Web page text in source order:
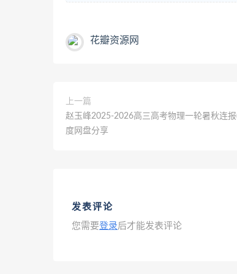
花瓣资源网
上一篇
赵玉峰2025-2026高三高考物理一轮暑秋连
度网盘分享
发表评论
您需要登录后才能发表评论